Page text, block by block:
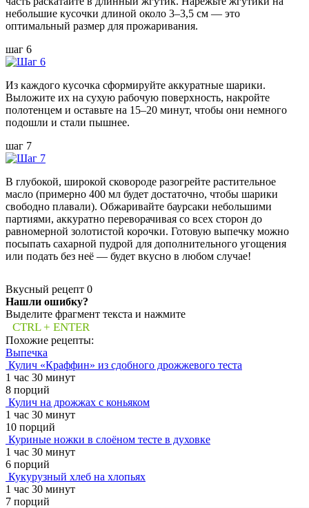
небольшие кусочки длиной около 3–3,5 см — это
оптимальный размер для прожаривания.
шаг 6
Из каждого кусочка сформируйте аккуратные шарики.
Выложите их на сухую рабочую поверхность, накройте
полотенцем и оставьте на 15–20 минут, чтобы они немного
подошли и стали пышнее.
шаг 7
В глубокой, широкой сковороде разогрейте растительное
масло (примерно 400 мл будет достаточно, чтобы шарики
свободно плавали). Обжаривайте баурсаки небольшими
партиями, аккуратно переворачивая со всех сторон до
равномерной золотистой корочки. Готовую выпечку можно
посыпать сахарной пудрой для дополнительного угощения
или подать без неё — будет вкусно в любом случае!
Вкусный рецепт 0
Нашли ошибку?
Выделите фрагмент текста и нажмите
CTRL + ENTER
Похожие рецепты:
Выпечка
Кулич «Краффин» из сдобного дрожжевого теста
1 час 30 минут
8 порций
Кулич на дрожжах с коньяком
1 час 30 минут
10 порций
Куриные ножки в слоёном тесте в духовке
1 час 30 минут
6 порций
Кукурузный хлеб на хлопьях
1 час 30 минут
7 порций